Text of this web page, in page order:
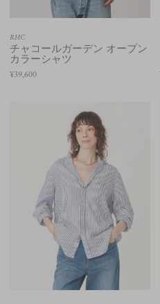
RHC
チャコールガーデン オープン
カラーシャツ
¥39,600